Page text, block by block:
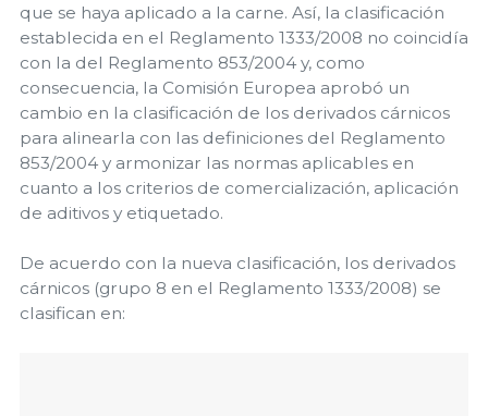
que se haya aplicado a la carne. Así, la clasificación
establecida en el Reglamento 1333/2008 no coincidía
con la del Reglamento 853/2004 y, como
consecuencia, la Comisión Europea aprobó un
cambio en la clasificación de los derivados cárnicos
para alinearla con las definiciones del Reglamento
853/2004 y armonizar las normas aplicables en
cuanto a los criterios de comercialización, aplicación
de aditivos y etiquetado.
De acuerdo con la nueva clasificación, los derivados
cárnicos (grupo 8 en el Reglamento 1333/2008) se
clasifican en: